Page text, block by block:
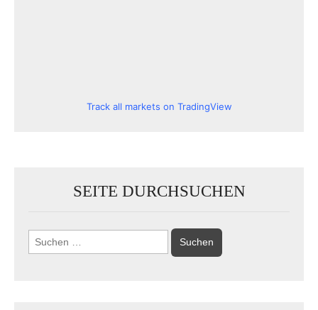
Track all markets on TradingView
SEITE DURCHSUCHEN
Suchen
nach: